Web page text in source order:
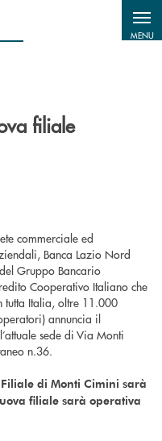
MENU
filiale
commerciale ed
Banca Lazio Nord
Gruppo Bancario
Cooperativo Italiano che
tutta Italia, oltre 11.000
annuncia il
sede di Via Monti
n.36.
di Monti Cimini sarà
filiale sarà operativa